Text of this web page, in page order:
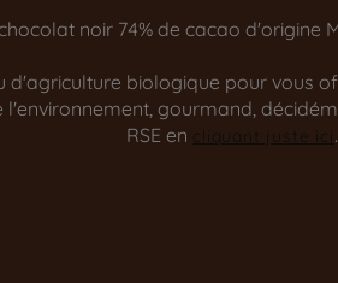
noir 74% de cacao d'origine
biologique pour vous
gourmand,
RSE en
cliquant juste ici